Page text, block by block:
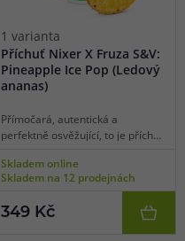
1 varianta
Příchuť Nixer X Fruza S&V:
Pineapple Ice Pop (Ledový
ananas)
Přímočará, autentická a
perfektně osvěžující, to je příchuť
do výrazné ananasové chuti
protkané mrazivostí chladivé
celodenní vapování.
Skladem online
Skladem na 12 prodejnách
349 Kč